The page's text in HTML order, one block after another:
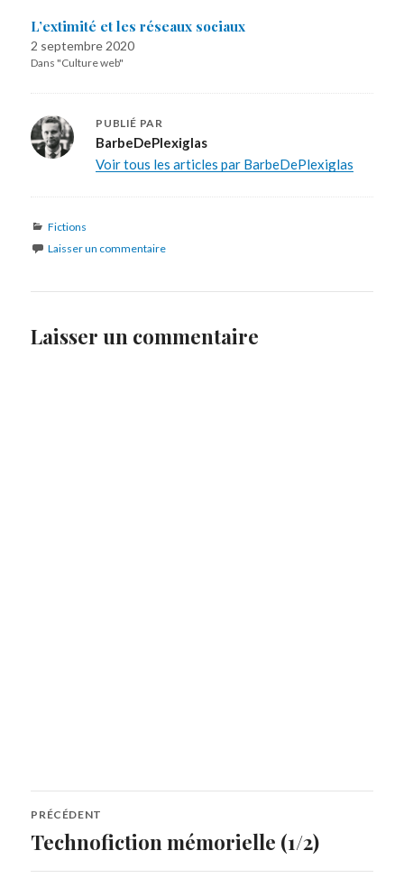
L’extimité et les réseaux sociaux
2 septembre 2020
Dans "Culture web"
PUBLIÉ PAR
BarbeDePlexiglas
Voir tous les articles par BarbeDePlexiglas
Catégories
Fictions
Laisser un commentaire
Laisser un commentaire
Navigation
de
l’article
PRÉCÉDENT
Article
Technofiction mémorielle (1/2)